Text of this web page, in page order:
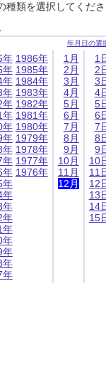
種類を選択してくだ
年月日の選
年
年
年
年
年
年
年
年
年
年
年
年
年
年
年
年
年
年
年
年
1986年
1985年
1984年
1983年
1982年
1981年
1980年
1979年
1978年
1977年
1976年
1月
2月
3月
4月
5月
6月
7月
8月
9月
10月
11月
12月
1
2
3
4
5
6
7
8
9
10
11
12
13
14
15